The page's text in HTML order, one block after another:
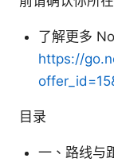
了解更多
https://
目录
一、路线与